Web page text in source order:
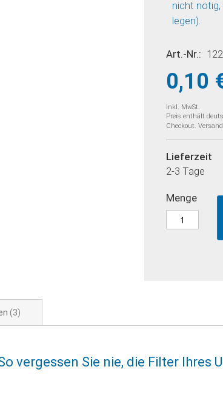
nicht nötig,
legen).
Art.-Nr.
0,10
Inkl. MwSt.
Preis enthält
Checkout.
Lieferzeit
2-3 Tage
Menge
3
vergessen Sie nie, die Filter Ihres